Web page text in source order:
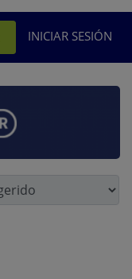
INICIAR SESIÓN